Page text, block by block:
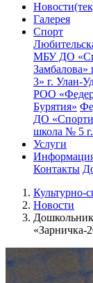
Новости
Галерея
Спорт
МБУ ДО
Замбалова»
3» г. Улан-
РОО
Бурятия»
ДО
школа № 5
Услуги
Контакты
Культурно-
Новости